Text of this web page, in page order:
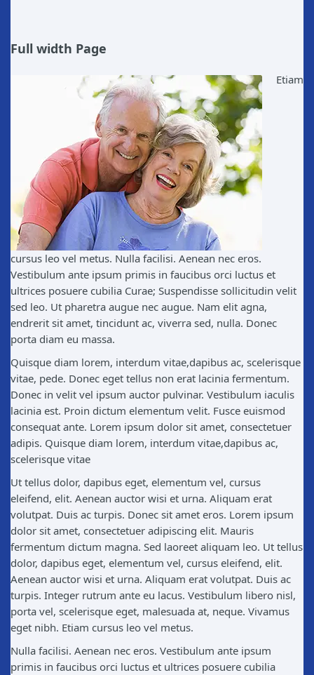
Full width Page
Etiam
cursus leo vel metus. Nulla facilisi. Aenean nec eros.
Vestibulum ante ipsum primis in faucibus orci luctus et
ultrices posuere cubilia Curae; Suspendisse sollicitudin velit
sed leo. Ut pharetra augue nec augue. Nam elit agna,
endrerit sit amet, tincidunt ac, viverra sed, nulla. Donec
porta diam eu massa.
Quisque diam lorem, interdum vitae,dapibus ac, scelerisque
vitae, pede. Donec eget tellus non erat lacinia fermentum.
Donec in velit vel ipsum auctor pulvinar. Vestibulum iaculis
lacinia est. Proin dictum elementum velit. Fusce euismod
consequat ante. Lorem ipsum dolor sit amet, consectetuer
adipis. Quisque diam lorem, interdum vitae,dapibus ac,
scelerisque vitae
Ut tellus dolor, dapibus eget, elementum vel, cursus
eleifend, elit. Aenean auctor wisi et urna. Aliquam erat
volutpat. Duis ac turpis. Donec sit amet eros. Lorem ipsum
dolor sit amet, consectetuer adipiscing elit. Mauris
fermentum dictum magna. Sed laoreet aliquam leo. Ut tellus
dolor, dapibus eget, elementum vel, cursus eleifend, elit.
Aenean auctor wisi et urna. Aliquam erat volutpat. Duis ac
turpis. Integer rutrum ante eu lacus. Vestibulum libero nisl,
porta vel, scelerisque eget, malesuada at, neque. Vivamus
eget nibh. Etiam cursus leo vel metus.
Nulla facilisi. Aenean nec eros. Vestibulum ante ipsum
primis in faucibus orci luctus et ultrices posuere cubilia